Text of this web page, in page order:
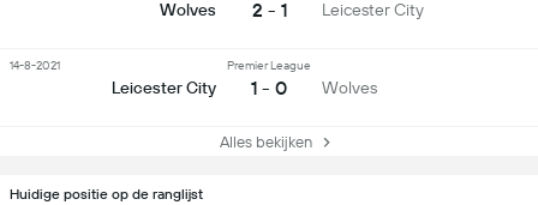
Huidige positie op de ranglijst
Wolves 2 - 1 Leicester City
Leicester City
Premier League
1 - 0 Wolves
14-8-2021
Alles bekijken